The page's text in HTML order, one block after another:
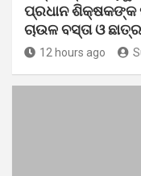
ପ୍ରଧାନ ଶିକ୍ଷକଙ୍କ
ଚାଉଳ ବସ୍ତା ଓ
12 hours ago